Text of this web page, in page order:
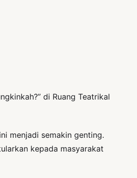
di Ruang Teatrikal
menjadi semakin genting.
kepada masyarakat